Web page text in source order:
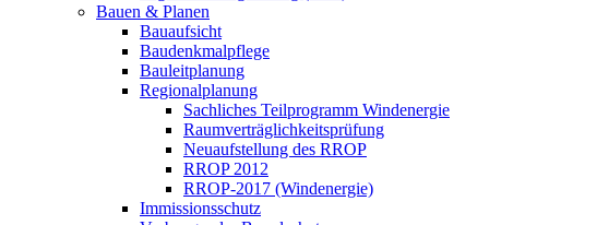
Bauen & Planen
Bauaufsicht
Baudenkmalpflege
Bauleitplanung
Regionalplanung
Sachliches Teilprogramm Windenergie
Raumverträglichkeitsprüfung
Neuaufstellung des RROP
RROP 2012
RROP-2017 (Windenergie)
Immissionsschutz